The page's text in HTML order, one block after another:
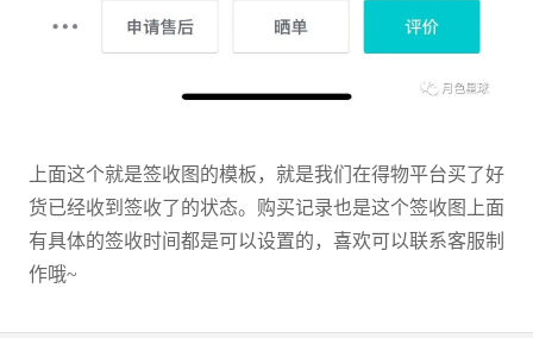
上面这个就是签收图的模板，就是我们在得物平台买了好
货已经收到签收了的状态。购买记录也是这个签收图上面
有具体的签收时间都是可以设置的，喜欢可以联系客服制
作哦~